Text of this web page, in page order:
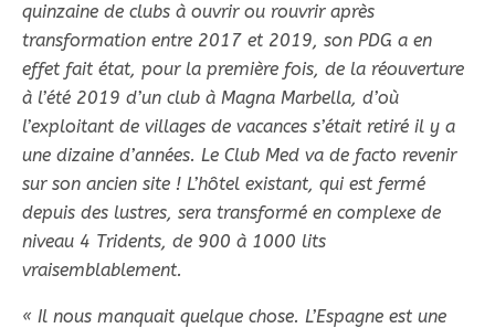
quinzaine de clubs à ouvrir ou rouvrir après
transformation entre 2017 et 2019, son PDG a en
effet fait état, pour la première fois, de la réouverture
à l’été 2019 d’un club à Magna Marbella, d’où
l’exploitant de villages de vacances s’était retiré il y a
une dizaine d’années. Le Club Med va de facto revenir
sur son ancien site ! L’hôtel existant, qui est fermé
depuis des lustres, sera transformé en complexe de
niveau 4 Tridents, de 900 à 1000 lits
vraisemblablement.
« Il nous manquait quelque chose. L’Espagne est une